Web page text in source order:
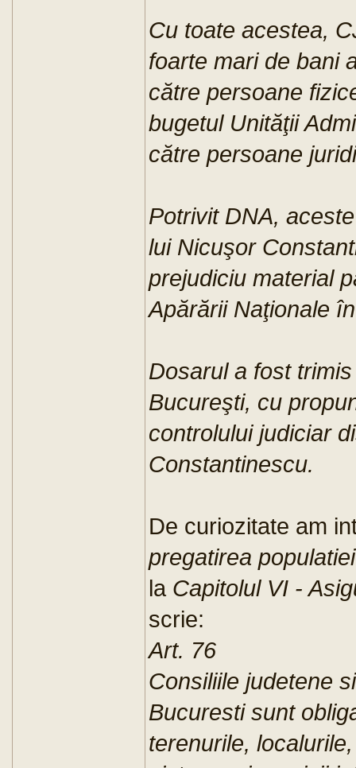
Cu toate acestea,
foarte mari de bani
către persoane
bugetul Unităţii
către persoane
Potrivit DNA,
lui Nicuşor
prejudiciu material
Apărării Naţionale
Dosarul a fost
Bucureşti, cu
controlului judiciar
Constantinescu.
De curiozitate am
pregatirea
la Capitolul VI -
scrie:
Art. 76
Consiliile judetene
Bucuresti sunt
terenurile,